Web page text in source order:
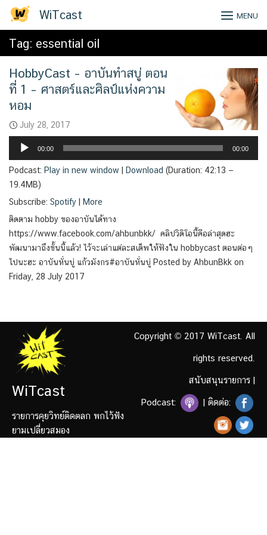
Skip
WiTcast MENU
Tag: essential oil
HobbyCast – อาบันทำสบู่ ตอน
ที่ 1 – ศาสตร์และศิลป์แห่งความ
หอม
July 28, 2017
Audio
Player
00:00 00:00
Podcast: Play in new window Download (Duration: 42:13 —
19.4MB)
Subscribe: Spotify
More
ติดตาม hobby ของอาบันได้ทาง
https://www.facebook.com/ahbunbkk/ คลิปวิดิโอนี้คือล่าสุดฮะ
พัฒนามาถึงขั้นนี้แล้ว! ไว้จะเล่าแต่ละสเต็พให้ฟังใน hobbycast ตอนต่อๆ
ไปนะฮะ อาบันหั่นบู่ แก้วมังกร#อาบันหั่นบู่ Posted by AhbunBkk on
Friday, 28 July 2017
WiTcast
รายการคุยวิทย์ติดตลก พกไว้ฟัง
ยามเปลี่ยวสมอง
Copyright © 2017 WiTcast. All
rights reserved.
สนับสนุนรายการ |
Podcast: | ติดต่อ: